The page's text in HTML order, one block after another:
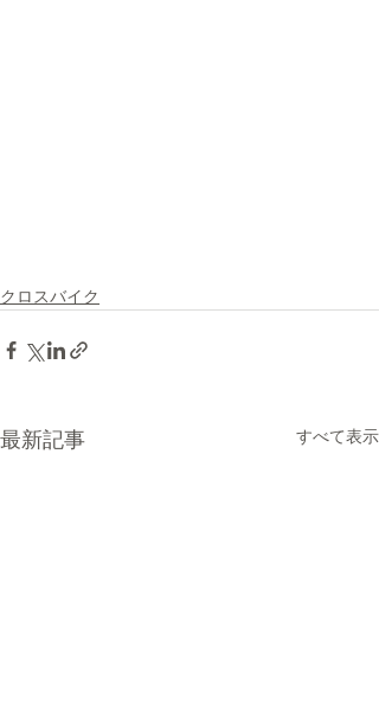
クロスバイク
最新記事 すべて表示